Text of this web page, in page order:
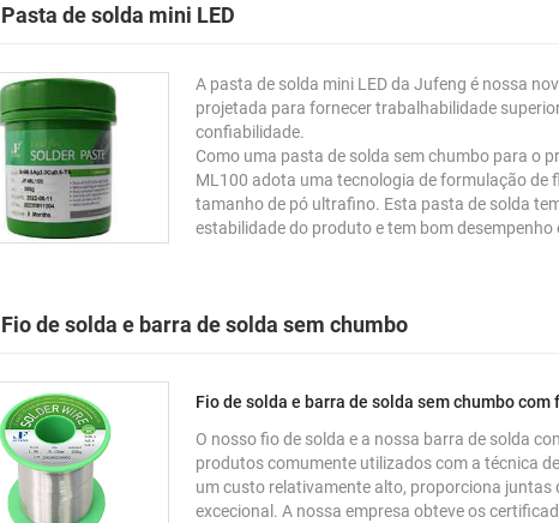
Pasta de solda mini LED
A pasta de solda mini LED da Jufeng é nossa
projetada para fornecer trabalhabilidade
confiabilidade.
Como uma pasta de solda sem chumbo para o
ML100 adota uma tecnologia de formulação de
tamanho de pó ultrafino. Esta pasta de solda
estabilidade do produto e tem bom desempenho
Fio de solda e barra de solda sem chumbo
Fio de solda e barra de solda sem chumbo
O nosso fio de solda e a nossa barra de solda
produtos comumente utilizados com a técnica
um custo relativamente alto, proporciona juntas
excecional. A nossa empresa obteve os